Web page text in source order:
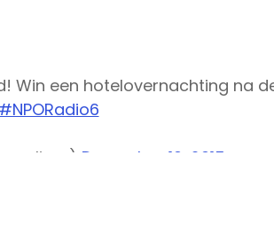
Win een hotelovernachting na
#NPORadio6
December 10, 2015